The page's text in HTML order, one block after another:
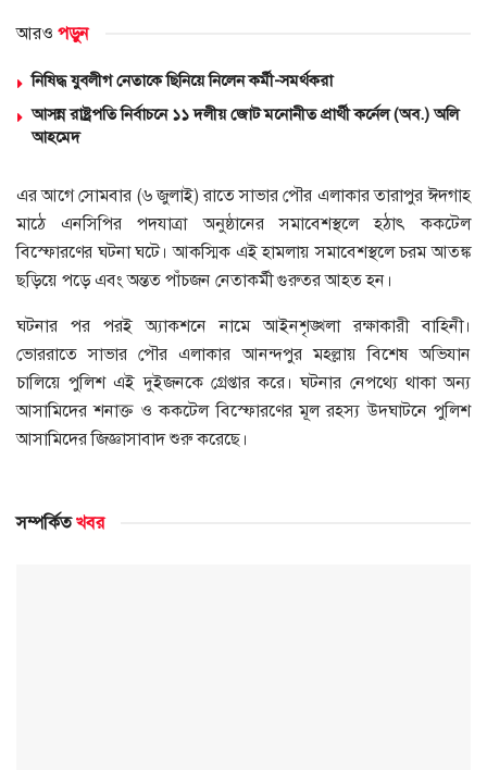
আরও পড়ুন
নিষিদ্ধ যুবলীগ নেতাকে ছিনিয়ে নিলেন কর্মী-সমর্থকরা
আসন্ন রাষ্ট্রপতি নির্বাচনে ১১ দলীয় জোট মনোনীত প্রার্থী কর্নেল (অব.) অলি
আহমেদ
এর আগে সোমবার (৬ জুলাই) রাতে সাভার পৌর এলাকার তারাপুর ঈদগাহ
মাঠে এনসিপির পদযাত্রা অনুষ্ঠানের সমাবেশস্থলে হঠাৎ ককটেল
বিস্ফোরণের ঘটনা ঘটে। আকস্মিক এই হামলায় সমাবেশস্থলে চরম আতঙ্ক
ছড়িয়ে পড়ে এবং অন্তত পাঁচজন নেতাকর্মী গুরুতর আহত হন।
ঘটনার পর পরই অ্যাকশনে নামে আইনশৃঙ্খলা রক্ষাকারী বাহিনী।
ভোররাতে সাভার পৌর এলাকার আনন্দপুর মহল্লায় বিশেষ অভিযান
চালিয়ে পুলিশ এই দুইজনকে গ্রেপ্তার করে। ঘটনার নেপথ্যে থাকা অন্য
আসামিদের শনাক্ত ও ককটেল বিস্ফোরণের মূল রহস্য উদ্ঘাটনে পুলিশ
আসামিদের জিজ্ঞাসাবাদ শুরু করেছে।
সম্পর্কিতখবর